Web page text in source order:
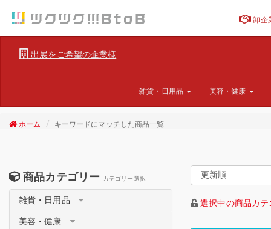
卸企
出展をご希望の企業様
雑貨・日用品 美容・健康
ホーム キーワードにマッチした商品一覧
商品カテゴリー カテゴリー選択
雑貨・日用品
美容・健康
選択中の商品カ